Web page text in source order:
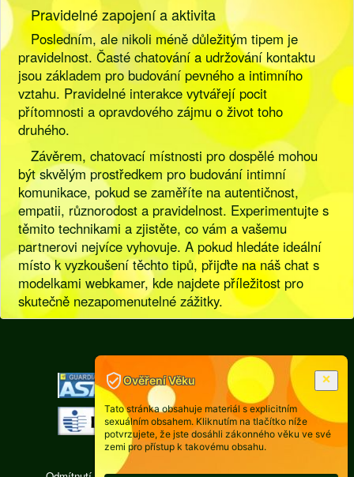
Pravidelné zapojení a aktivita
Posledním, ale nikoli méně důležitým tipem je
pravidelnost. Časté chatování a udržování kontaktu
jsou základem pro budování pevného a intimního
vztahu. Pravidelné interakce vytvářejí pocit
přítomnosti a opravdového zájmu o život toho
druhého.
Závěrem, chatovací místnosti pro dospělé mohou
být skvělým prostředkem pro budování intimní
komunikace, pokud se zaměříte na autentičnost,
empatii, různorodost a pravidelnost. Experimentujte s
těmito technikami a zjistěte, co vám a vašemu
partnerovi nejvíce vyhovuje. A pokud hledáte ideální
místo k vyzkoušení těchto tipů, přijďte na náš chat s
modelkami webkamer, kde najdete příležitost pro
skutečně nezapomenutelné zážitky.
]
Ověření Věku
Tato stránka obsahuje materiál s explicitním
sexuálním obsahem. Kliknutím na tlačítko níže
potvrzujete, že jste dosáhli zákonného věku ve své
zemi pro přístup k takovému obsahu.